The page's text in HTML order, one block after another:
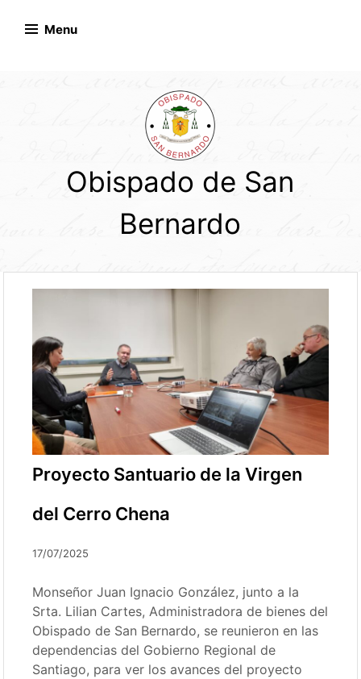
Menu
Obispado de San
Bernardo
Proyecto Santuario de la Virgen
del Cerro Chena
17/07/2025
Monseñor Juan Ignacio González, junto a la
Srta. Lilian Cartes, Administradora de bienes del
Obispado de San Bernardo, se reunieron en las
dependencias del Gobierno Regional de
Santiago, para ver los avances del proyecto